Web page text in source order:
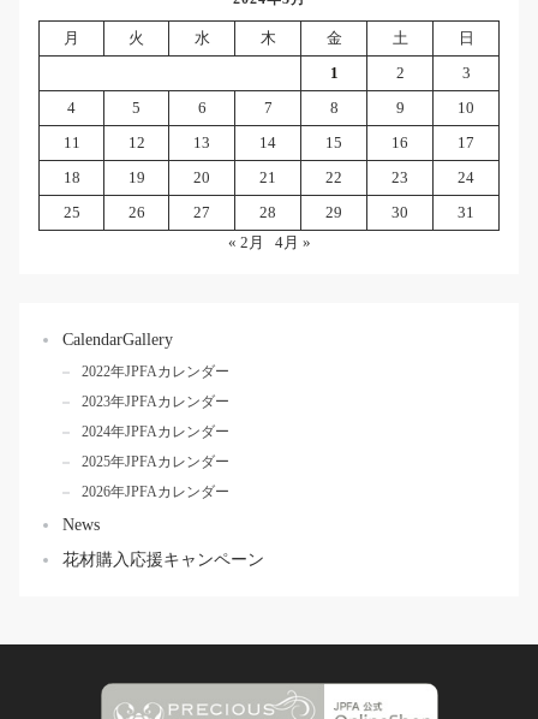
月 火 水 木 金 土
日
1
2
3
4
5 6 7 8 9
10
11
12 13 14 15 16
17
18
19 20 21 22 23
24
25
26 27 28 29 30
31
« 2月
4月 »
CalendarGallery
2022年JPFAカレンダー
2023年JPFAカレンダー
2024年JPFAカレンダー
2025年JPFAカレンダー
2026年JPFAカレンダー
News
花材購入応援キャンペーン